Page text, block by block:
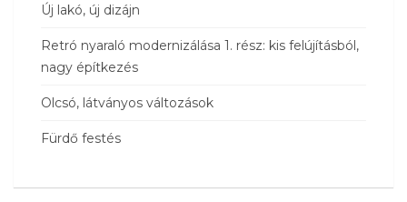
Új lakó, új dizájn
Retró nyaraló modernizálása 1. rész: kis felújításból,
nagy építkezés
Olcsó, látványos változások
Fürdő festés